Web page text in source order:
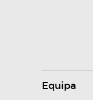
Equipa